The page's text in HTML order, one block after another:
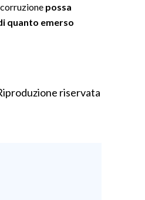
possa
quanto emerso
riservata